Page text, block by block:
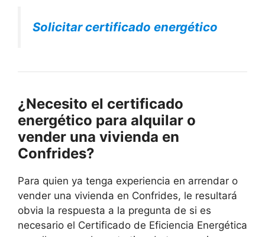
Solicitar certificado energético
¿Necesito el certificado
energético para alquilar o
vender una vivienda en
Confrides?
Para quien ya tenga experiencia en arrendar o
vender una vivienda en Confrides, le resultará
obvia la respuesta a la pregunta de si es
necesario el Certificado de Eficiencia Energética